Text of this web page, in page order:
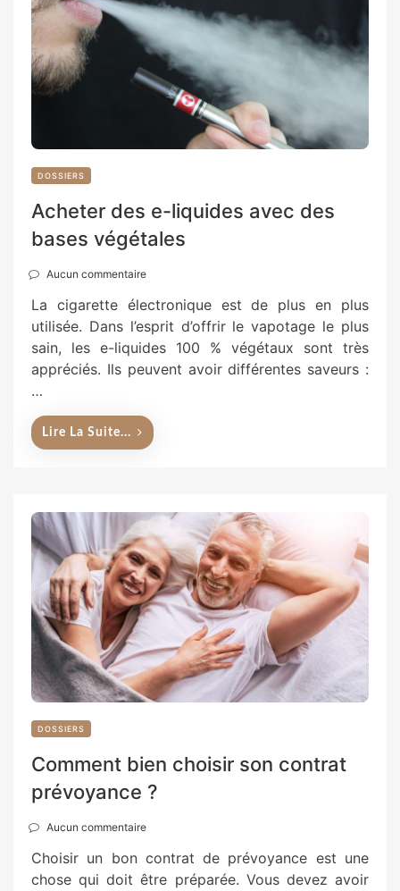
DOSSIERS
Acheter des e-liquides avec des
bases végétales
Aucun commentaire
La cigarette électronique est de plus en plus
utilisée. Dans l’esprit d’offrir le vapotage le plus
sain, les e-liquides 100 % végétaux sont très
appréciés. Ils peuvent avoir différentes saveurs :
…
Lire La Suite...
DOSSIERS
Comment bien choisir son contrat
prévoyance ?
Aucun commentaire
Choisir un bon contrat de prévoyance est une
chose qui doit être préparée. Vous devez avoir